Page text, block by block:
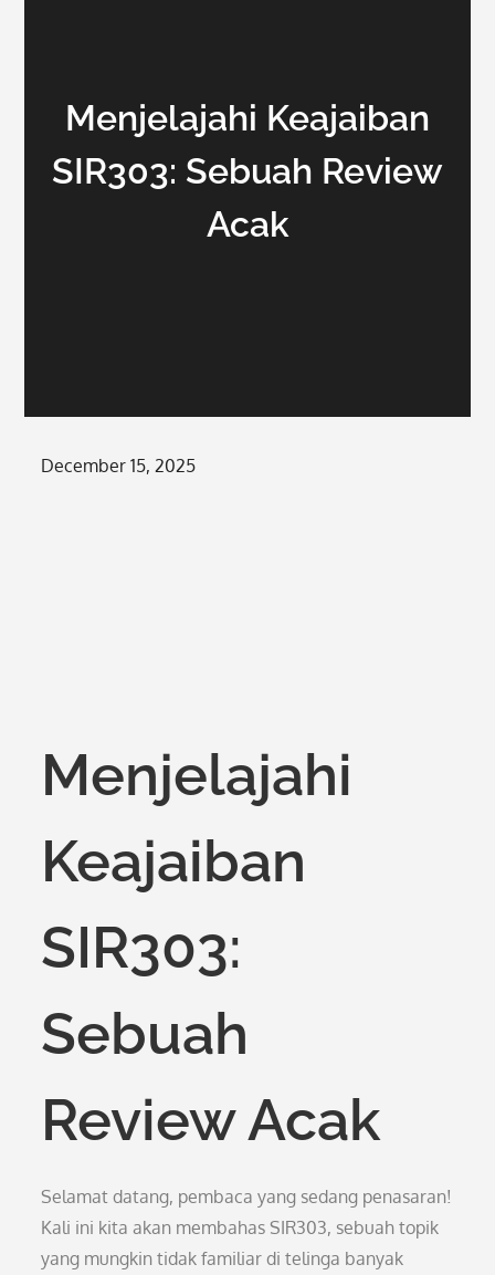
Menjelajahi Keajaiban
SIR303: Sebuah Review
Acak
Posted
December 15, 2025
Menjelajahi
Keajaiban
SIR303:
Sebuah
Review Acak
Selamat datang, pembaca yang sedang penasaran!
Kali ini kita akan membahas SIR303, sebuah topik
yang mungkin tidak familiar di telinga banyak